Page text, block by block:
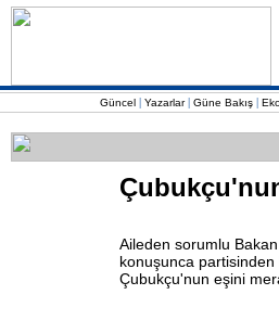
Güncel| Yazarlar| Güne Bakış|
Aileden sorumlu
konuşunca partisinden
Çubukçu'nun eşini